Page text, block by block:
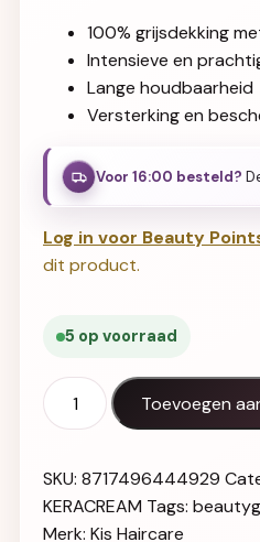
100% grijsdekking
Intensieve en
Lange houdbaarheid
Versterking en
Voor 16:00 besteld?
Log in voor Beauty
dit product.
5 op voorraad
KIS Color KeraCream 9K
Toevoegen
SKU: 8717496444929
KERACREAM Tags:
Merk: Kis Haircare